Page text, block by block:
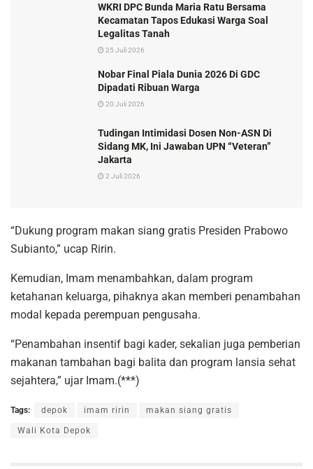
WKRI DPC Bunda Maria Ratu Bersama
Kecamatan Tapos Edukasi Warga Soal
Legalitas Tanah
25 Juli 2026
Nobar Final Piala Dunia 2026 Di GDC
Dipadati Ribuan Warga
20 Juli 2026
Tudingan Intimidasi Dosen Non-ASN Di
Sidang MK, Ini Jawaban UPN “Veteran”
Jakarta
2 Juli 2026
“Dukung program makan siang gratis Presiden Prabowo
Subianto,” ucap Ririn.
Kemudian, Imam menambahkan, dalam program
ketahanan keluarga, pihaknya akan memberi penambahan
modal kepada perempuan pengusaha.
“Penambahan insentif bagi kader, sekalian juga pemberian
makanan tambahan bagi balita dan program lansia sehat
sejahtera,” ujar Imam.(***)
Tags: depok imam ririn makan siang gratis
Wali Kota Depok